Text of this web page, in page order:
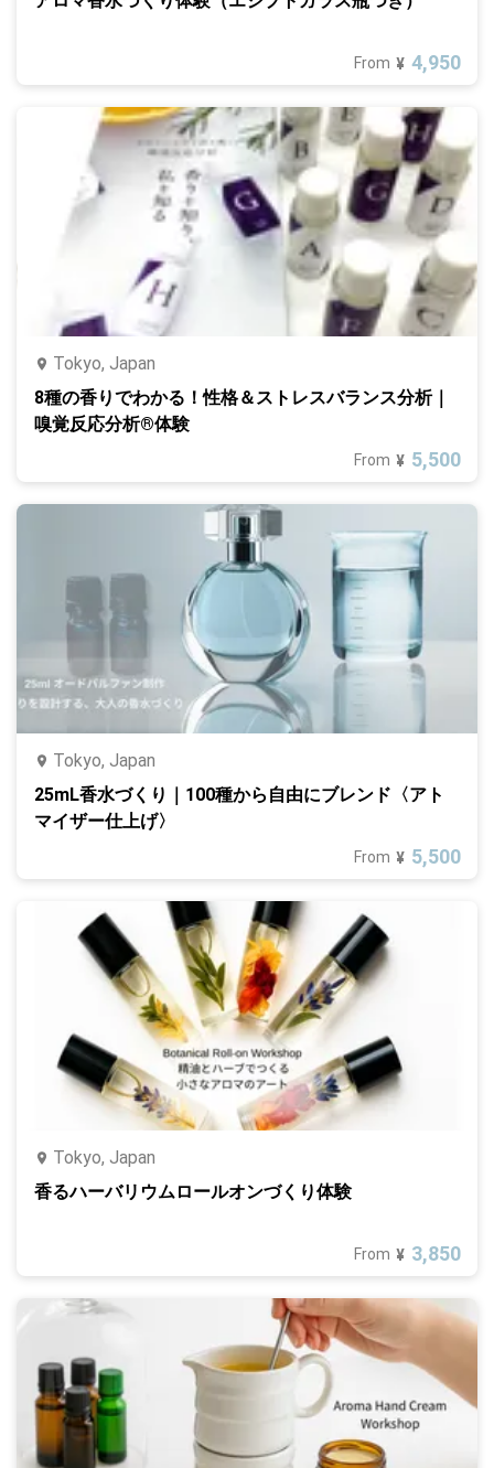
From ¥ 4,950
Tokyo, Japan
8種の香りでわかる！性格＆ストレスバランス分析｜
嗅覚反応分析®体験
From ¥ 5,500
Tokyo, Japan
25mL香水づくり｜100種から自由にブレンド〈アト
マイザー仕上げ〉
From ¥ 5,500
Tokyo, Japan
香るハーバリウムロールオンづくり体験
From ¥ 3,850